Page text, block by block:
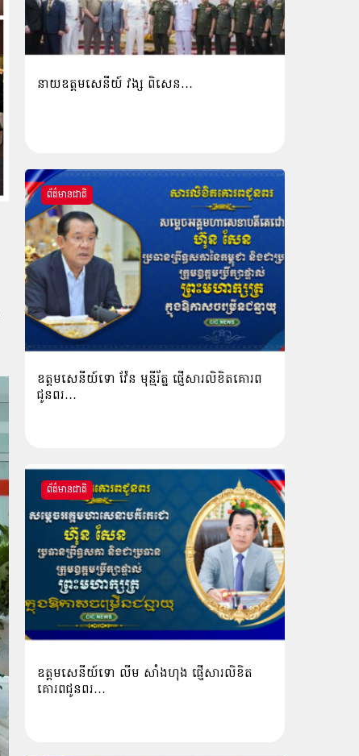
នាយឧត្តមសេនីយ៍ វង្ស ពិសេន…
ព័ត៌មានជាតិ
ឧត្តមសេនីយ៍ទោ វ៉ែន មុន្មីរ័ត្ន ផ្ញើសារលិខិតគោរព
ជូនពរ…
ព័ត៌មានជាតិ
ឧត្តមសេនីយ៍ទោ លីម​ សាំង​ហុង​ ផ្ញើសារលិខិត
គោរពជូនពរ…